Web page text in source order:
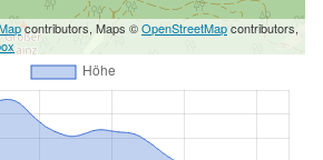
contributors, Maps ©OpenStreetMapcontributors,